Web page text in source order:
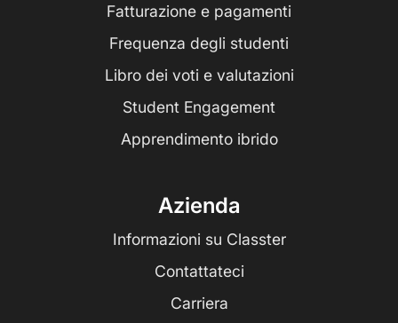
Fatturazione e pagamenti
Frequenza degli studenti
Libro dei voti e valutazioni
Student Engagement
Apprendimento ibrido
Azienda
Informazioni su Classter
Contattateci
Carriera